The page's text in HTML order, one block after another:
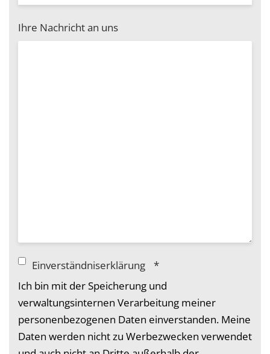
Ihre Nachricht an uns
Einverständniserklärung
*
Ich bin mit der Speicherung und
verwaltungsinternen Verarbeitung meiner
personenbezogenen Daten einverstanden. Meine
Daten werden nicht zu Werbezwecken verwendet